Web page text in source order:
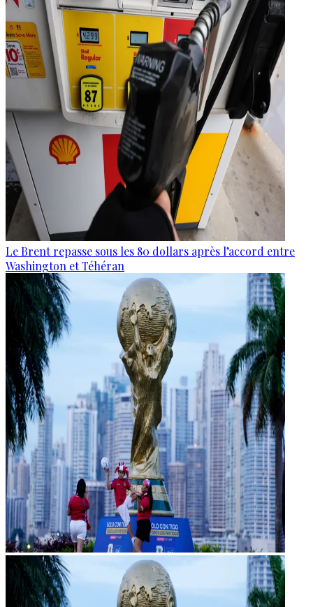
Le Brent repasse sous les 80 dollars après l’accord entre
Washington et Téhéran